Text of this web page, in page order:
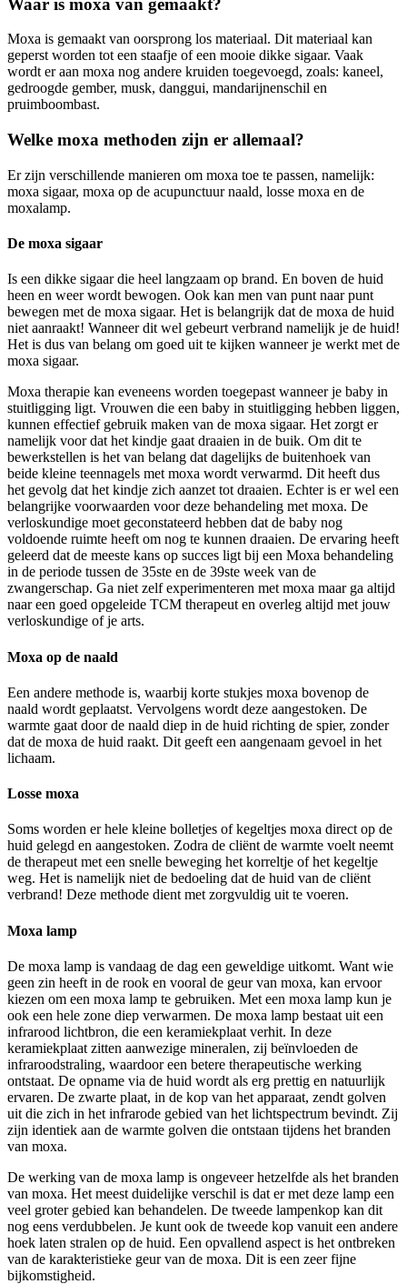
Moxa is gemaakt van oorsprong los materiaal. Dit materiaal kan
geperst worden tot een staafje of een mooie dikke sigaar. Vaak
wordt er aan moxa nog andere kruiden toegevoegd, zoals: kaneel,
gedroogde gember, musk, danggui, mandarijnenschil en
pruimboombast.
Welke moxa methoden zijn er allemaal?
Er zijn verschillende manieren om moxa toe te passen, namelijk:
moxa sigaar, moxa op de acupunctuur naald, losse moxa en de
moxalamp.
De moxa sigaar
Is een dikke sigaar die heel langzaam op brand. En boven de huid
heen en weer wordt bewogen. Ook kan men van punt naar punt
bewegen met de moxa sigaar. Het is belangrijk dat de moxa de huid
niet aanraakt! Wanneer dit wel gebeurt verbrand namelijk je de huid!
Het is dus van belang om goed uit te kijken wanneer je werkt met de
moxa sigaar.
Moxa therapie kan eveneens worden toegepast wanneer je baby in
stuitligging ligt. Vrouwen die een baby in stuitligging hebben liggen,
kunnen effectief gebruik maken van de moxa sigaar. Het zorgt er
namelijk voor dat het kindje gaat draaien in de buik. Om dit te
bewerkstellen is het van belang dat dagelijks de buitenhoek van
beide kleine teennagels met moxa wordt verwarmd. Dit heeft dus
het gevolg dat het kindje zich aanzet tot draaien. Echter is er wel een
belangrijke voorwaarden voor deze behandeling met moxa. De
verloskundige moet geconstateerd hebben dat de baby nog
voldoende ruimte heeft om nog te kunnen draaien. De ervaring heeft
geleerd dat de meeste kans op succes ligt bij een Moxa behandeling
in de periode tussen de 35ste en de 39ste week van de
zwangerschap. Ga niet zelf experimenteren met moxa maar ga altijd
naar een goed opgeleide TCM therapeut en overleg altijd met jouw
verloskundige of je arts.
Moxa op de naald
Een andere methode is, waarbij korte stukjes moxa bovenop de
naald wordt geplaatst. Vervolgens wordt deze aangestoken. De
warmte gaat door de naald diep in de huid richting de spier, zonder
dat de moxa de huid raakt. Dit geeft een aangenaam gevoel in het
lichaam.
Losse moxa
Soms worden er hele kleine bolletjes of kegeltjes moxa direct op de
huid gelegd en aangestoken. Zodra de cliënt de warmte voelt neemt
de therapeut met een snelle beweging het korreltje of het kegeltje
weg. Het is namelijk niet de bedoeling dat de huid van de cliënt
verbrand! Deze methode dient met zorgvuldig uit te voeren.
Moxa lamp
De moxa lamp is vandaag de dag een geweldige uitkomt. Want wie
geen zin heeft in de rook en vooral de geur van moxa, kan ervoor
kiezen om een moxa lamp te gebruiken. Met een moxa lamp kun je
ook een hele zone diep verwarmen. De moxa lamp bestaat uit een
infrarood lichtbron, die een keramiekplaat verhit. In deze
keramiekplaat zitten aanwezige mineralen, zij beïnvloeden de
infraroodstraling, waardoor een betere therapeutische werking
ontstaat. De opname via de huid wordt als erg prettig en natuurlijk
ervaren. De zwarte plaat, in de kop van het apparaat, zendt golven
uit die zich in het infrarode gebied van het lichtspectrum bevindt. Zij
zijn identiek aan de warmte golven die ontstaan tijdens het branden
van moxa.
De werking van de moxa lamp is ongeveer hetzelfde als het branden
van moxa. Het meest duidelijke verschil is dat er met deze lamp een
veel groter gebied kan behandelen. De tweede lampenkop kan dit
nog eens verdubbelen. Je kunt ook de tweede kop vanuit een andere
hoek laten stralen op de huid. Een opvallend aspect is het ontbreken
van de karakteristieke geur van de moxa. Dit is een zeer fijne
bijkomstigheid.